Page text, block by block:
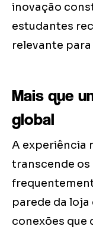
inovação
estudantes
relevante
Mais que
global
A experiência
transcende os
parede da
conexões que